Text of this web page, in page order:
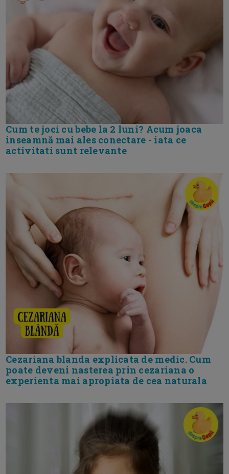
Cum te joci cu bebe la 2 luni? Acum joaca
inseamnă mai ales conectare - iata ce
activitati sunt relevante
Cezariana blanda explicata de medic. Cum
poate deveni nasterea prin cezariana o
experienta mai apropiata de cea naturala